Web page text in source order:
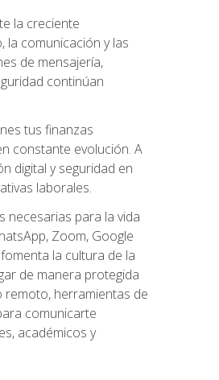
la creciente
la comunicación y las
de mensajería,
continúan
tus finanzas
constante evolución. A
digital y seguridad en
laborales.
necesarias para la vida
Zoom, Google
la cultura de la
de manera protegida
remoto, herramientas de
comunicarte
académicos y